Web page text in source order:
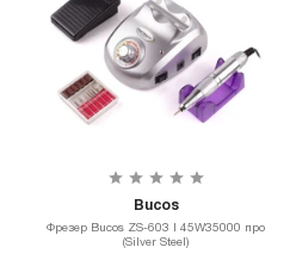
Bucos
Фрезер Bucos ZS-603 l 45W35000 про
(Silver Steel)